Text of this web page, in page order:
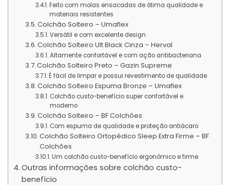
Feito com molas ensacadas de ótima qualidade e
materiais resistentes
Colchão Solteiro – Umaflex
Versátil e com excelente design
Colchão Solteiro Ult Black Cinza – Herval
Altamente confortável e com ação antibacteriana
Colchão Solteiro Preto – Gazin Supreme
É fácil de limpar e possui revestimento de qualidade
Colchão Solteiro Espuma Bronze – Umaflex
Colchão custo-benefício super confortável e
moderno
Colchão Solteiro – BF Colchões
Com espuma de qualidade e proteção antiácaro
Colchão Solteiro Ortopédico Sleep Extra Firme – BF
Colchões
Um colchão custo-benefício ergonômico e firme
Outras informações sobre colchão custo-
benefício